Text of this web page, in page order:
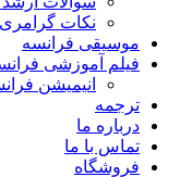
نکات گرامری
موسیقی فرانسه
فیلم آموزشی
انیمیشن
ترجمه
درباره ما
تماس با ما
فروشگاه